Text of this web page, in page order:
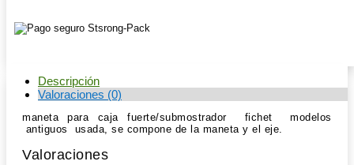
Descripción
Valoraciones (0)
maneta para caja fuerte/submostrador fichet modelos
antiguos usada, se compone de la maneta y el eje.
Valoraciones